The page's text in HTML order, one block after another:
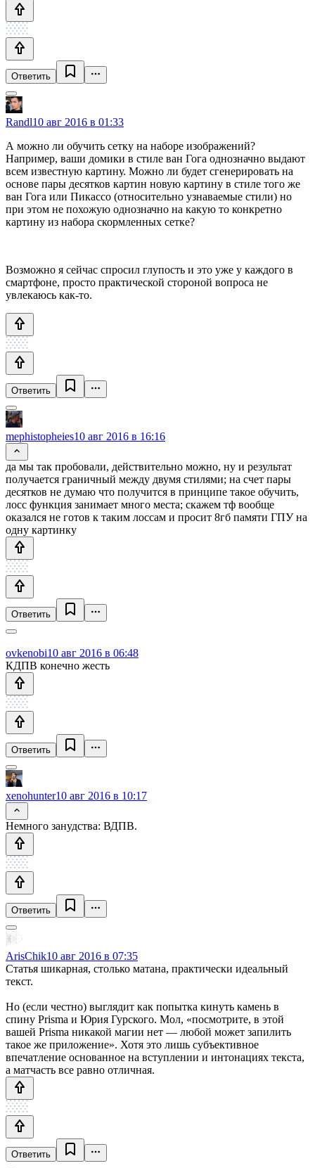
Ответить
Randl10 авг 2016 в 01:33
А можно ли обучить сетку на наборе изображений?
Например, ваши домики в стиле ван Гога однозначно выдают
всем известную картину. Можно ли будет сгенерировать на
основе пары десятков картин новую картину в стиле того же
ван Гога или Пикассо (относительно узнаваемые стили) но
при этом не похожую однозначно на какую то конкретно
картину из набора скормленных сетке?
Возможно я сейчас спросил глупость и это уже у каждого в
смартфоне, просто практической стороной вопроса не
увлекаюсь как-то.
Ответить
mephistopheies10 авг 2016 в 16:16
да мы так пробовали, действительно можно, ну и результат
получается граничный между двумя стилями; на счет пары
десятков не думаю что получится в принципе такое обучить,
лосс функция занимает много места; скажем тф вообще
оказался не готов к таким лоссам и просит 8гб памяти ГПУ на
одну картинку
Ответить
ovkenobi10 авг 2016 в 06:48
КДПВ конечно жесть
Ответить
xenohunter10 авг 2016 в 10:17
Немного занудства: ВДПВ.
Ответить
ArisChik10 авг 2016 в 07:35
Статья шикарная, столько матана, практически идеальный
текст.
Но (если честно) выглядит как попытка кинуть камень в
спину Prisma и Юрия Гурского. Мол, «посмотрите, в этой
вашей Prisma никакой магии нет — любой может запилить
такое же приложение». Хотя это лишь субъективное
впечатление основанное на вступлении и интонациях текста,
а матчасть все равно отличная.
Ответить